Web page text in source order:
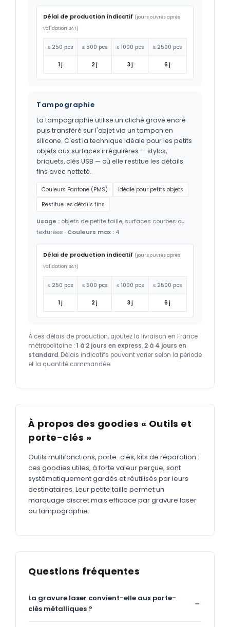
Délai de production indicatif (jours ouvrés après
validation BAT)
≤ 250 pcs ≤ 500 pcs ≤ 1000 pcs ≤ 2500 pcs
1 j 2 j 3 j 6 j
Tampographie
La tampographie utilise un cliché gravé encré
puis transféré sur l'objet via un tampon en
silicone. C'est la technique idéale pour les petits
objets aux surfaces irrégulières — stylos,
briquets, clés USB — où elle restitue les détails
fins avec netteté.
Couleurs Pantone (PMS)
Idéale pour petits objets
Restitue les détails fins
Usage : objets de petite taille, surfaces courbes ou
texturées · Couleurs max : 4
Délai de production indicatif (jours ouvrés après
validation BAT)
≤ 250 pcs ≤ 500 pcs ≤ 1000 pcs ≤ 2500 pcs
1 j 2 j 3 j 6 j
À ces délais de production, ajoutez la livraison en France
métropolitaine : 1 à 2 jours en express, 2 à 4 jours en
standard. Délais indicatifs pouvant varier selon la période
et la quantité commandée.
À propos des goodies « Outils et
porte-clés »
Outils multifonctions, porte-clés, kits de réparation :
ces goodies utiles, à forte valeur perçue, sont
systématiquement gardés et réutilisés par leurs
destinataires. Leur petite taille permet un
marquage discret mais efficace par gravure laser
ou tampographie.
Questions fréquentes
La gravure laser convient-elle aux porte-
clés métalliques ?